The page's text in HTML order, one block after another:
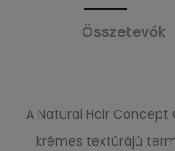
Összetevők
A Natural Hair
krémes textúrájú